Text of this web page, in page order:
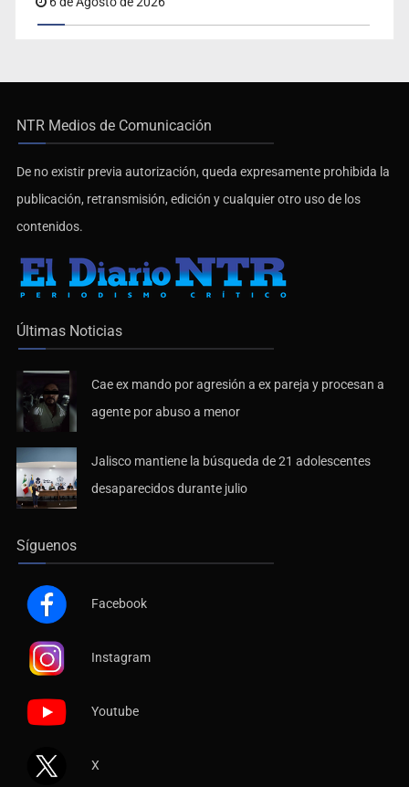
NTR Medios de Comunicación
De no existir previa autorización, queda expresamente prohibida la
publicación, retransmisión, edición y cualquier otro uso de los
contenidos.
Últimas Noticias
Cae ex mando por agresión a ex pareja y procesan a
agente por abuso a menor
Jalisco mantiene la búsqueda de 21 adolescentes
desaparecidos durante julio
Síguenos
Facebook
Instagram
Youtube
X